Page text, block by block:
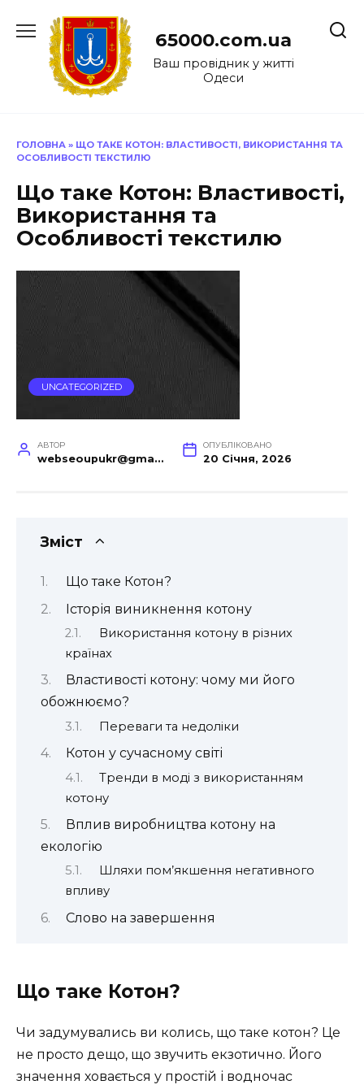
до
65000.com.ua
Ваш провідник у житті
Одеси
ГОЛОВНА » ЩО ТАКЕ КОТОН: ВЛАСТИВОСТІ, ВИКОРИСТАННЯ ТА
ОСОБЛИВОСТІ ТЕКСТИЛЮ
Що таке Котон: Властивості,
Використання та
Особливості текстилю
UNCATEGORIZED
АВТОР
webseoupukr@gmail.com
ОПУБЛІКОВАНО
20 Січня, 2026
Зміст
Що таке Котон?
Історія виникнення котону
Використання котону в різних
країнах
Властивості котону: чому ми його
обожнюємо?
Переваги та недоліки
Котон у сучасному світі
Тренди в моді з використанням
котону
Вплив виробництва котону на
екологію
Шляхи пом’якшення негативного
впливу
Слово на завершення
Що таке Котон?
Чи задумувались ви колись, що таке котон? Це
не просто дещо, що звучить екзотично. Його
значення ховається у простій і водночас